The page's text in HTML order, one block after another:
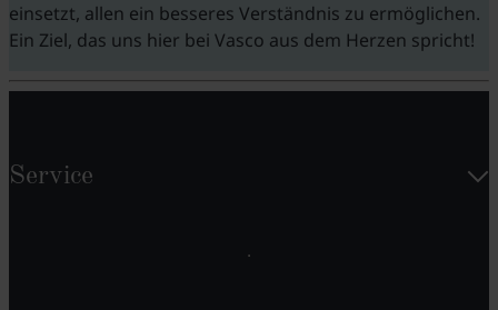
einsetzt, allen ein besseres Verständnis zu ermöglichen.
Ein Ziel, das uns hier bei Vasco aus dem Herzen spricht!
Service